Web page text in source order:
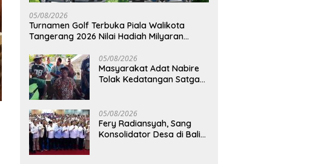
05/08/2026
Turnamen Golf Terbuka Piala Walikota
Tangerang 2026 Nilai Hadiah Milyaran
05/08/2026
Masyarakat Adat Nabire
Tolak Kedatangan Satgas
05/08/2026
Fery Radiansyah, Sang
Konsolidator Desa di Balik